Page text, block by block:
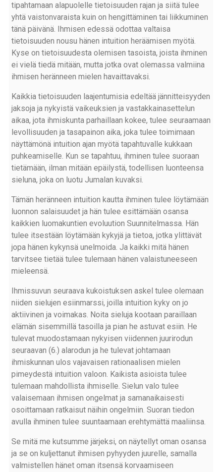
tipahtamaan alapuolelle tietoisuuden rajan ja siitä tulee
yhtä vaistonvaraista kuin on hengittäminen tai liikkuminen
tänä päivänä. Ihmisen edessä odottaa valtaisa
tietoisuuden nousu hänen intuition heräämisen myötä.
Kyse on tietoisuudesta olemisen tasoista, joista ihminen
ei vielä tiedä mitään, mutta jotka ovat olemassa valmiina
ihmisen heränneen mielen havaittavaksi.
Kaikkia tietoisuuden laajentumisia edeltää jännitteisyyden
jaksoja ja nykyistä vaikeuksien ja vastakkainasettelun
aikaa, jota ihmiskunta parhaillaan kokee, tulee seuraamaan
levollisuuden ja tasapainon aika, joka tulee toimimaan
näyttämönä intuition ajan myötä tapahtuvalle kukkaan
puhkeamiselle. Kun se tapahtuu, ihminen tulee suoraan
tietämään, ilman mitään epäilystä, todellisen luonteensa
sieluna, joka on luotu Jumalan kuvaksi.
Tämän heränneen intuition kautta ihminen tulee löytämään
luonnon salaisuudet ja hän tulee esittämään osansa
kaikkien luomakuntien evoluution Suunnitelmassa. Hän
tulee itsestään löytämään kykyjä ja tietoa, jotka ylittävät
jopa hänen kykynsä unelmoida. Ja kaikki mitä hänen
tarvitsee tietää tulee tulemaan hänen valaistuneeseen
mieleensä.
Ihmissuvun seuraava kukoistuksen askel tulee olemaan
niiden sielujen esiinmarssi, joilla intuition kyky on jo
aktiivinen ja voimakas. Noita sieluja kootaan paraillaan
elämän sisemmillä tasoilla ja pian he astuvat esiin. He
tulevat muodostamaan nykyisen viidennen juurirodun
seuraavan (6.) alarodun ja he tulevat johtamaan
ihmiskunnan ulos vajavaisen rationaalisen mielen
pimeydestä intuition valoon. Kaikista asioista tulee
tulemaan mahdollista ihmiselle. Sielun valo tulee
valaisemaan ihmisen ongelmat ja samanaikaisesti
osoittamaan ratkaisut näihin ongelmiin. Suoran tiedon
avulla ihminen tulee suuntaamaan erehtymättä maaliinsa.
Se mitä me kutsumme järjeksi, on näytellyt oman osansa
ja se on kuljettanut ihmisen pyhyyden juurelle, samalla
valmistellen hänet oman itsensä korvaamiseen